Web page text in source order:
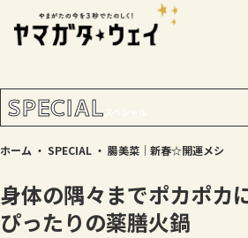
SPECIAL スペシャル
ホーム ・ SPECIAL ・ 腸美菜｜新春☆開運メシ
身体の隅々までポカポカ
ぴったりの薬膳火鍋